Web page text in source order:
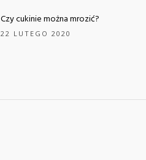
Czy cukinie można mrozić?
22 LUTEGO 2020